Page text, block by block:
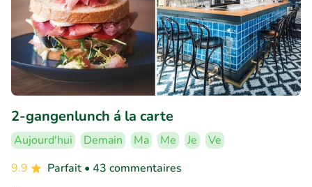
2-gangenlunch á la carte
Aujourd'hui Demain Ma Me Je
Ve
9.9
Parfait • 43 commentaires